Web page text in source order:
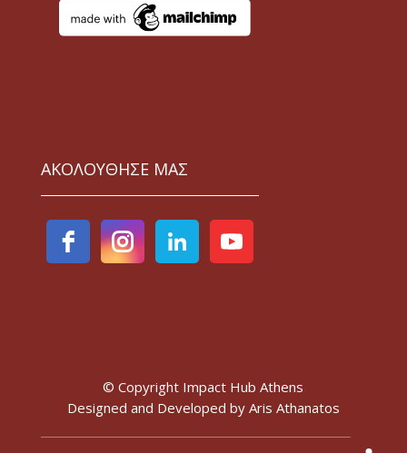
ΑΚΟΛΟΥΘΗΣΕ ΜΑΣ
© Copyright Impact Hub Athens
Designed and Developed by Aris Athanatos